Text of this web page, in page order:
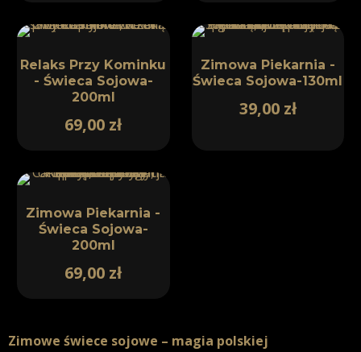
Relaks Przy Kominku
- Świeca Sojowa-
200ml
69,00 zł
Zimowa Piekarnia -
Świeca Sojowa-130ml
39,00 zł
Zimowa Piekarnia -
Świeca Sojowa-
200ml
69,00 zł
Zimowe świece sojowe – magia polskiej